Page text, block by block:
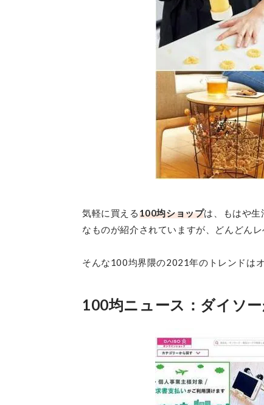
気軽に買える100均ショップは、もはや生
なものが紹介されていますが、どんどん
そんな100均界隈の2021年のトレンドは
100均ニュース：ダイソ